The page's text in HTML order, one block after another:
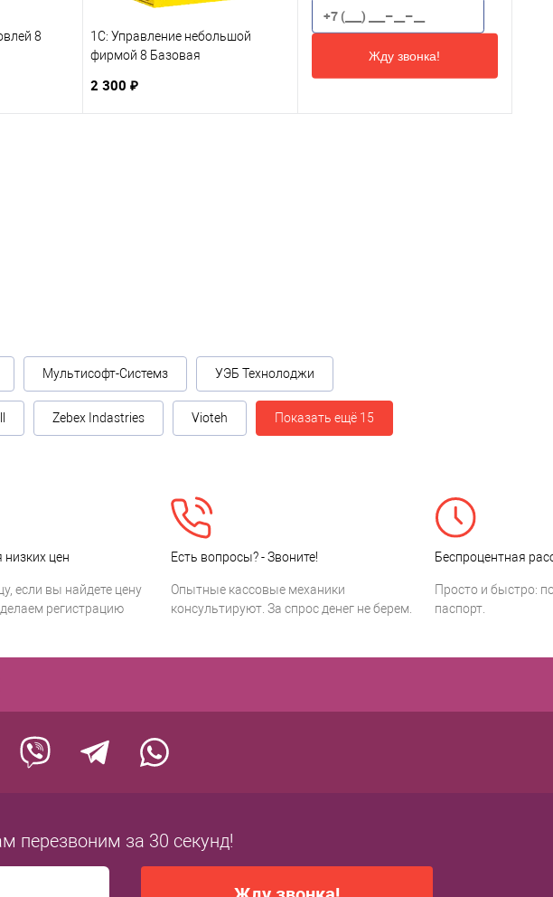
8
1С: Управление небольшой
фирмой 8 Базовая
2 300 ₽
Жду звонка!
Мультисофт-Системз УЭБ Технолоджи
Zebex Indastries Vioteh Показать ещё 15
низких цен
если вы найдете цену
регистрацию
Есть вопросы? - Звоните!
Опытные кассовые механики
консультируют. За спрос денег не берем.
Беспроцентная
Просто и быстро:
паспорт.
перезвоним за 30 секунд!